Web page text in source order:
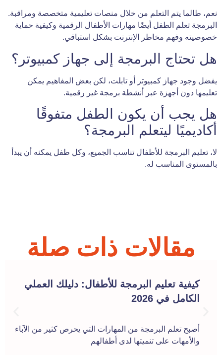
نعم، طالما يتم التعلم من خلال منصات تعليمية متخصصة ومراقبة.
البرمجة تعلم الطفل أيضًا مهارات الأطفال الرقمية وكيفية حماية
خصوصيته وفهم مخاطر الإنترنت بشكل استباقي.
هل تحتاج البرمجة إلى جهاز كمبيوتر؟
يفضل وجود جهاز كمبيوتر أو تابلت، لكن بعض المفاهيم يمكن
تعليمها دون أجهزة عبر أنشطة برمجة غير رقمية.
هل يجب أن يكون الطفل متفوقًا
أكاديميًا ليتعلم البرمجة؟
لا، تعليم البرمجة للأطفال تناسب الجميع، وكل طفل يمكنه أن يبدأ
بالمستوى المناسب له.
مقالات ذات صلة
كيفية تعليم البرمجة للأطفال: دليلك العملي
الكامل في 2026
أصبح تعلم البرمجة من المهارات التي يحرص كثير من الآباء
والأمهات على تنميتها لدى أطفالهم